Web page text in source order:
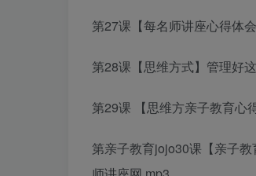
第27课【每名师讲座心得体会
第28课【思维方式】管理好
第29课 【思维方亲子教育心
第亲子教育jojo30课【亲子教